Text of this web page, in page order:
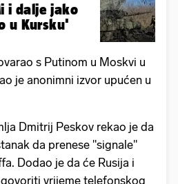
i dalje jako
u Kursku'
s Putinom u Moskvi u
je anonimni izvor upućen u
Dmitrij Peskov rekao je da
da prenese "signale"
Dodao je da će Rusija i
vrijeme telefonskog